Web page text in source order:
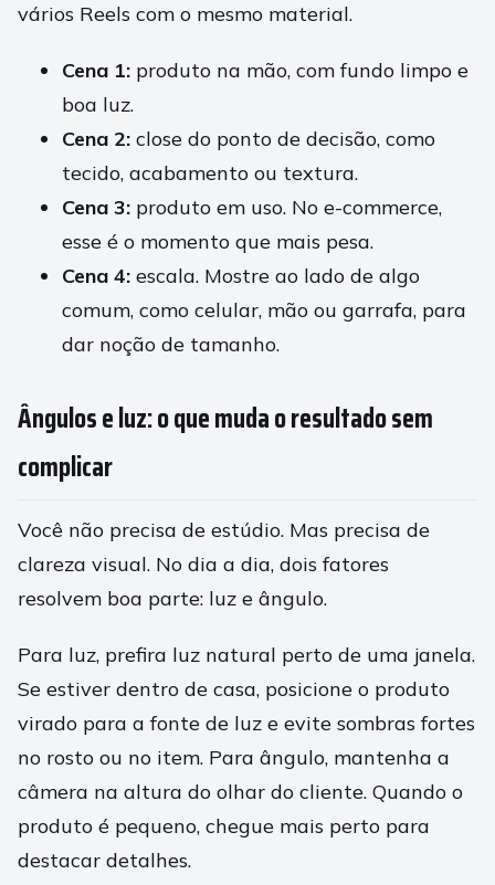
vários Reels com o mesmo material.
Cena 1: produto na mão, com fundo limpo e
boa luz.
Cena 2: close do ponto de decisão, como
tecido, acabamento ou textura.
Cena 3: produto em uso. No e-commerce,
esse é o momento que mais pesa.
Cena 4: escala. Mostre ao lado de algo
comum, como celular, mão ou garrafa, para
dar noção de tamanho.
Ângulos e luz: o que muda o resultado sem
complicar
Você não precisa de estúdio. Mas precisa de
clareza visual. No dia a dia, dois fatores
resolvem boa parte: luz e ângulo.
Para luz, prefira luz natural perto de uma janela.
Se estiver dentro de casa, posicione o produto
virado para a fonte de luz e evite sombras fortes
no rosto ou no item. Para ângulo, mantenha a
câmera na altura do olhar do cliente. Quando o
produto é pequeno, chegue mais perto para
destacar detalhes.